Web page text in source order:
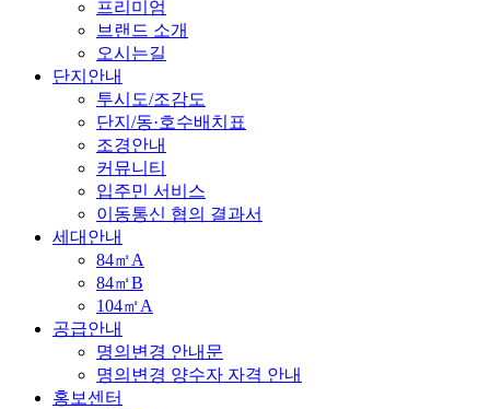
프리미엄
브랜드 소개
오시는길
단지안내
투시도/조감도
단지/동·호수배치표
조경안내
커뮤니티
입주민 서비스
이동통신 협의 결과서
세대안내
84㎡A
84㎡B
104㎡A
공급안내
명의변경 안내문
명의변경 양수자 자격 안내
홍보센터